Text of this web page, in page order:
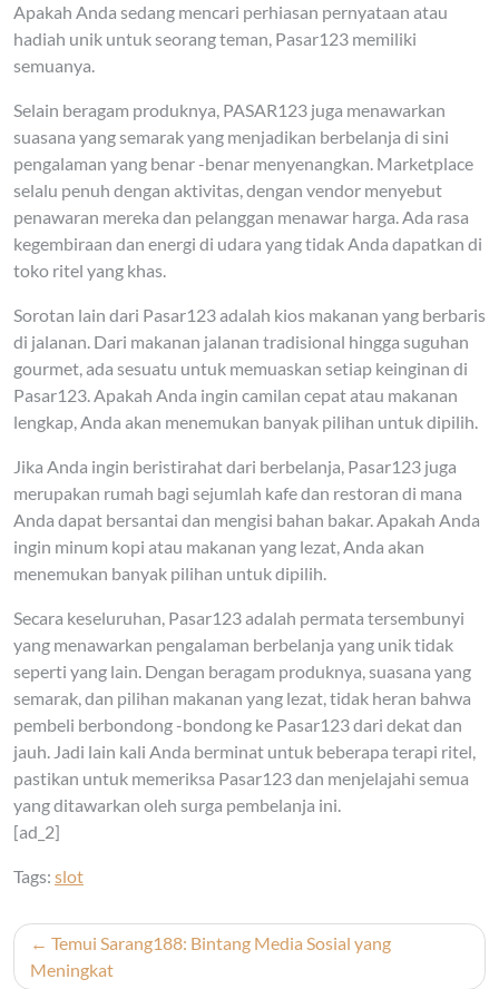
Apakah Anda sedang mencari perhiasan pernyataan atau
hadiah unik untuk seorang teman, Pasar123 memiliki
semuanya.
Selain beragam produknya, PASAR123 juga menawarkan
suasana yang semarak yang menjadikan berbelanja di sini
pengalaman yang benar -benar menyenangkan. Marketplace
selalu penuh dengan aktivitas, dengan vendor menyebut
penawaran mereka dan pelanggan menawar harga. Ada rasa
kegembiraan dan energi di udara yang tidak Anda dapatkan di
toko ritel yang khas.
Sorotan lain dari Pasar123 adalah kios makanan yang berbaris
di jalanan. Dari makanan jalanan tradisional hingga suguhan
gourmet, ada sesuatu untuk memuaskan setiap keinginan di
Pasar123. Apakah Anda ingin camilan cepat atau makanan
lengkap, Anda akan menemukan banyak pilihan untuk dipilih.
Jika Anda ingin beristirahat dari berbelanja, Pasar123 juga
merupakan rumah bagi sejumlah kafe dan restoran di mana
Anda dapat bersantai dan mengisi bahan bakar. Apakah Anda
ingin minum kopi atau makanan yang lezat, Anda akan
menemukan banyak pilihan untuk dipilih.
Secara keseluruhan, Pasar123 adalah permata tersembunyi
yang menawarkan pengalaman berbelanja yang unik tidak
seperti yang lain. Dengan beragam produknya, suasana yang
semarak, dan pilihan makanan yang lezat, tidak heran bahwa
pembeli berbondong -bondong ke Pasar123 dari dekat dan
jauh. Jadi lain kali Anda berminat untuk beberapa terapi ritel,
pastikan untuk memeriksa Pasar123 dan menjelajahi semua
yang ditawarkan oleh surga pembelanja ini.
[ad_2]
Tags: slot
Post
navigation
Temui Sarang188: Bintang Media Sosial yang
Meningkat